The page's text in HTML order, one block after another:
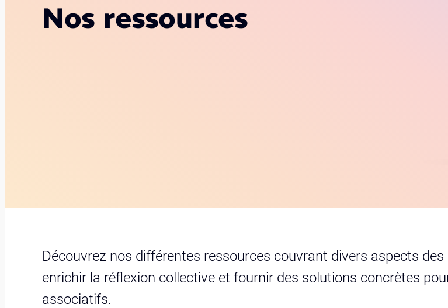
Nos ressources
Découvrez nos différentes ressources couvrant divers aspects
enrichir la réflexion collective et fournir des solutions concrètes
associatifs.